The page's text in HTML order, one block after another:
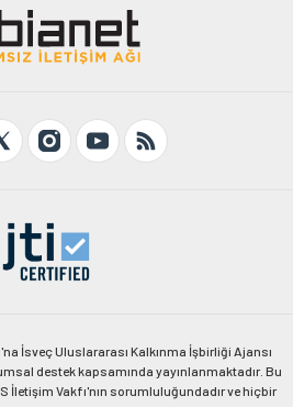
İsveç Uluslararası Kalkınma İşbirliği Ajansı
destek kapsamında yayınlanmaktadır. Bu
İletişim Vakfı'nın sorumluluğundadır ve hiçbir